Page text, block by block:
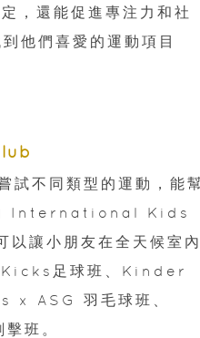
，還能促進專注力和社
他們喜愛的運動項目
試不同類型的運動，能
的 International Kids
讓小朋友在全天候室
Kicks足球班、Kinder
x ASG 羽毛球班、
班。